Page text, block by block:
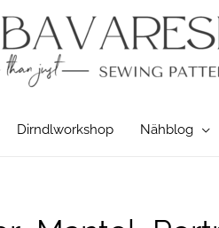
Dirndlworkshop Nähblog